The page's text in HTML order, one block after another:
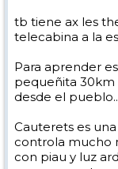
tb tiene ax les
telecabina a la
Para aprender
pequeñita 30km
desde el
Cauterets es
controla mucho
con piau y luz